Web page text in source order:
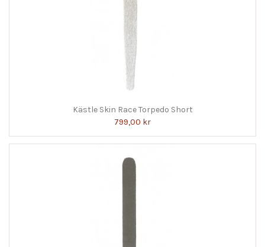
Kästle Skin Race Torpedo Short
799,00 kr